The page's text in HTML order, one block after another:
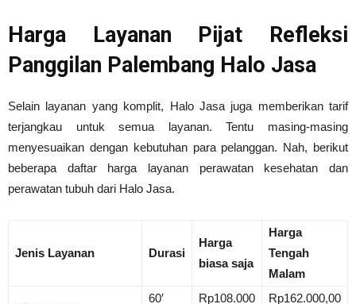
Harga Layanan Pijat Refleksi
Panggilan Palembang Halo Jasa
Selain layanan yang komplit, Halo Jasa juga memberikan tarif
terjangkau untuk semua layanan. Tentu masing-masing
menyesuaikan dengan kebutuhan para pelanggan. Nah, berikut
beberapa daftar harga layanan perawatan kesehatan dan
perawatan tubuh dari Halo Jasa.
Jenis Layanan Durasi
Harga
biasa saja
Harga
Tengah
Malam
60′ Rp108.000
Rp162.000,00